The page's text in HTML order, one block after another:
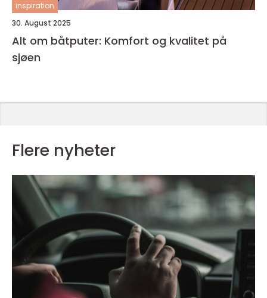
inspiration
30. August 2025
Alt om båtputer: Komfort og kvalitet på
sjøen
Flere nyheter